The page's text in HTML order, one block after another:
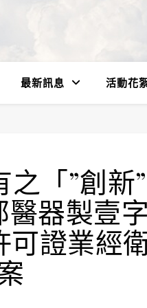
最新訊息 活動花
「”創新”
器製壹字
可證業經